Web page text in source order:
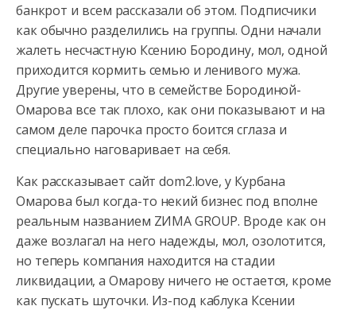
банкрот и всем рассказали об этом. Подписчики
как обычно разделились на группы. Одни начали
жалеть несчастную Ксению Бородину, мол, одной
приходится кормить семью и ленивого мужа.
Другие уверены, что в семействе Бородиной-
Омарова все так плохо, как они показывают и на
самом деле парочка просто боится сглаза и
специально наговаривает на себя.
Как рассказывает сайт dom2.love, у Курбана
Омарова был когда-то некий бизнес под вполне
реальным названием ZИМА GROUP. Вроде как он
даже возлагал на него надежды, мол, озолотится,
но теперь компания находится на стадии
ликвидации, а Омарову ничего не остается, кроме
как пускать шуточки. Из-под каблука Ксении